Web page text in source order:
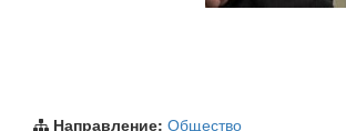
Направление: Общество